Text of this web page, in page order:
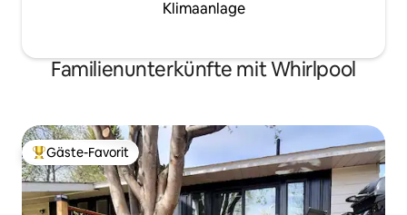
Klimaanlage
Familienunterkünfte mit Whirlpool
Beliebter Gäste-Favorit.
Gäste-Favorit